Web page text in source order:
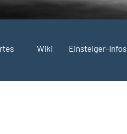
Wiki Einsteiger-Infos